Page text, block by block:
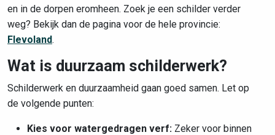
en in de dorpen eromheen. Zoek je een schilder verder
weg? Bekijk dan de pagina voor de hele provincie:
Flevoland.
Wat is duurzaam schilderwerk?
Schilderwerk en duurzaamheid gaan goed samen. Let op
de volgende punten:
Kies voor watergedragen verf: Zeker voor binnen